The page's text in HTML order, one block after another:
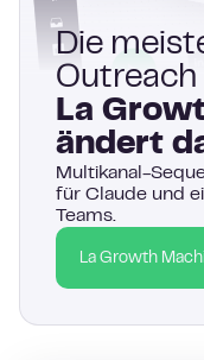
Die
Outreach
La
ändert
Multikanal-
für Claude und
Teams.
La Growth